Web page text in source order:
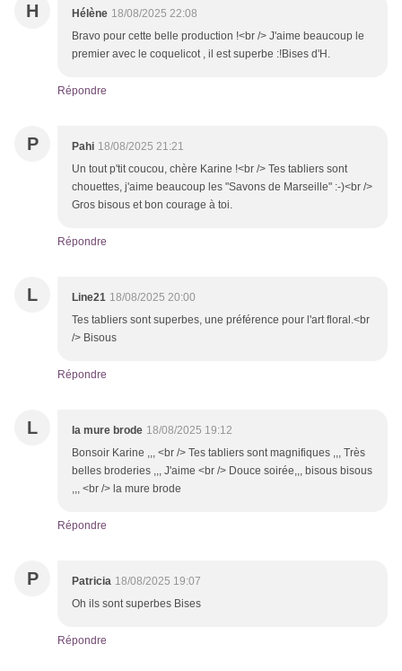
H Hélène 18/08/2025 22:08
Bravo pour cette belle production !<br /> J'aime beaucoup le
premier avec le coquelicot , il est superbe :!Bises d'H.
Répondre
P Pahi 18/08/2025 21:21
Un tout p'tit coucou, chère Karine !<br /> Tes tabliers sont
chouettes, j'aime beaucoup les "Savons de Marseille" :-)<br />
Gros bisous et bon courage à toi.
Répondre
L Line21 18/08/2025 20:00
Tes tabliers sont superbes, une préférence pour l'art floral.<br
/> Bisous
Répondre
L la mure brode 18/08/2025 19:12
Bonsoir Karine ,,, <br /> Tes tabliers sont magnifiques ,,, Très
belles broderies ,,, J'aime <br /> Douce soirée,,, bisous bisous
,,, <br /> la mure brode
Répondre
P Patricia 18/08/2025 19:07
Oh ils sont superbes Bises
Répondre